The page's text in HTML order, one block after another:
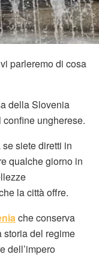
parleremo di cosa
della Slovenia
confine ungherese.
siete diretti in
qualche giorno in
la città offre.
che conserva
storia del regime
dell’impero